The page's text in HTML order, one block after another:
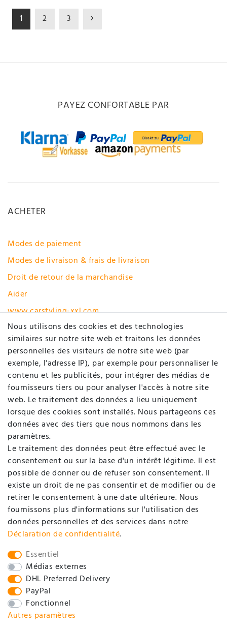
1 2 3
PAYEZ CONFORTABLE PAR
ACHETER
Modes de paiement
Modes de livraison & frais de livraison
Droit de retour de la marchandise
Aider
www.carstyling-xxl.com
Rétracter le contrat ici
MON COMPTE
Enregistrer
Login
SOCIÉTÉ
Contact
Déclaration de protection de données
Conditions générales d'affaires / Informations pour
clients
Mentions légales
SOCIAL
Nous utilisons des cookies et des technologies
similaires sur notre site web et traitons les données
personnelles des visiteurs de notre site web (par
exemple, l'adresse IP), par exemple pour personnaliser le
contenu et les publicités, pour intégrer des médias de
fournisseurs tiers ou pour analyser l'accès à notre site
web. Le traitement des données a lieu uniquement
lorsque des cookies sont installés. Nous partageons ces
données avec des tiers que nous nommons dans les
paramètres.
Le traitement des données peut être effectué avec le
consentement ou sur la base d'un intérêt légitime. Il est
possible de donner ou de refuser son consentement. Il
existe un droit de ne pas consentir et de modifier ou de
retirer le consentement à une date ultérieure. Nous
fournissons plus d'informations sur l'utilisation des
données personnelles et des services dans notre
Déclaration de confidentialité.
Essentiel
Médias externes
DHL Preferred Delivery
PayPal
Fonctionnel
Autres paramètres